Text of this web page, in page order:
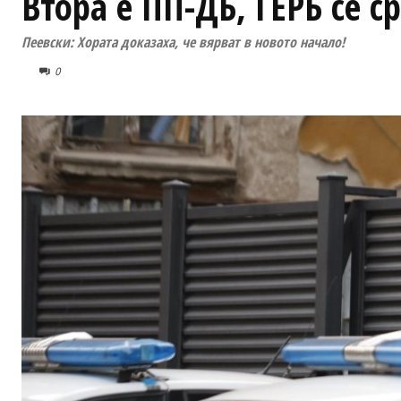
Пеевски: Хората доказаха, че вярват в новото начало!
0